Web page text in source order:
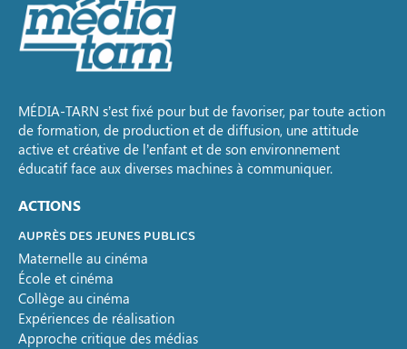
MÉDIA-TARN s’est fixé pour but de favoriser, par toute action
de formation, de production et de diffusion, une attitude
active et créative de l’enfant et de son environnement
éducatif face aux diverses machines à communiquer.
ACTIONS
AUPRÈS DES JEUNES PUBLICS
Maternelle au cinéma
École et cinéma
Collège au cinéma
Expériences de réalisation
Approche critique des médias